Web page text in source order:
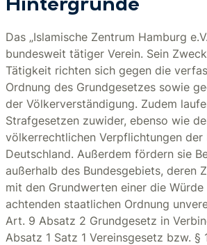
Hintergründe
Das „Islamische Zentrum Hamburg
bundesweit tätiger Verein. Sein
Tätigkeit richten sich gegen die
Ordnung des Grundgesetzes sowie
der Völkerverständigung. Zudem
Strafgesetzen zuwider, ebenso wie
völkerrechtlichen Verpflichtungen der
Deutschland. Außerdem fördern sie
außerhalb des Bundesgebiets, deren
mit den Grundwerten einer die Würde
achtenden staatlichen Ordnung
Art. 9 Absatz 2 Grundgesetz in
Absatz 1 Satz 1 Vereinsgesetz bzw. §